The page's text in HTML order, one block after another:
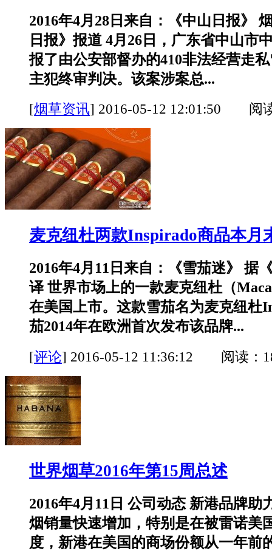
2016年4月28日来自：《中山日报》
日报》报道 4月26日，广东省中山市
报了由公安部督办的410非法经营走
主犯终审判决。该案涉案总...
[烟草资讯] 2016-05-12 12:01:50 阅
麦克纽杜两款Inspirado商品本月
2016年4月11日来自：《雪茄迷》 据
译 世界市场上的一款麦克纽杜（
在美国上市。这款雪茄名为麦克纽杜
茄2014年在欧洲首次发布该品牌...
[评论] 2016-05-12 11:36:12 阅读：
世界烟草2016年第15周总述
2016年4月11日 公司动态 新港品牌助
烟销量快速增加，特别是在被雷诺美
度，新港在美国的商场份额从一年前